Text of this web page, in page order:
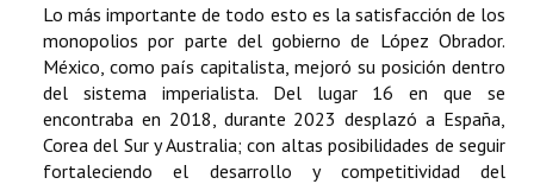
Lo más importante de todo esto es la satisfacción de los
monopolios por parte del gobierno de López Obrador.
México, como país capitalista, mejoró su posición dentro
del sistema imperialista. Del lugar 16 en que se
encontraba en 2018, durante 2023 desplazó a España,
Corea del Sur y Australia; con altas posibilidades de seguir
fortaleciendo el desarrollo y competitividad del